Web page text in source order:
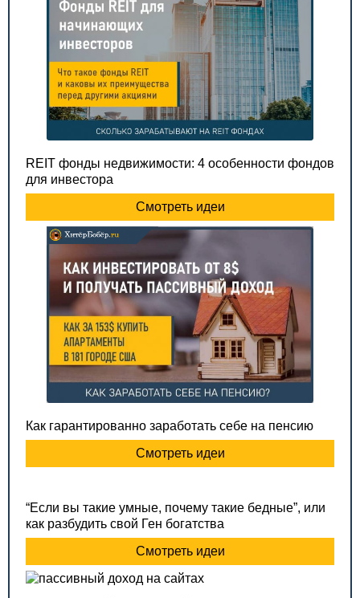
REIT фонды недвижимости: 4 особенности фондов
для инвестора
Смотреть идеи
Как гарантированно заработать себе на пенсию
Смотреть идеи
“Если вы такие умные, почему такие бедные”, или
как разбудить свой Ген богатства
Смотреть идеи